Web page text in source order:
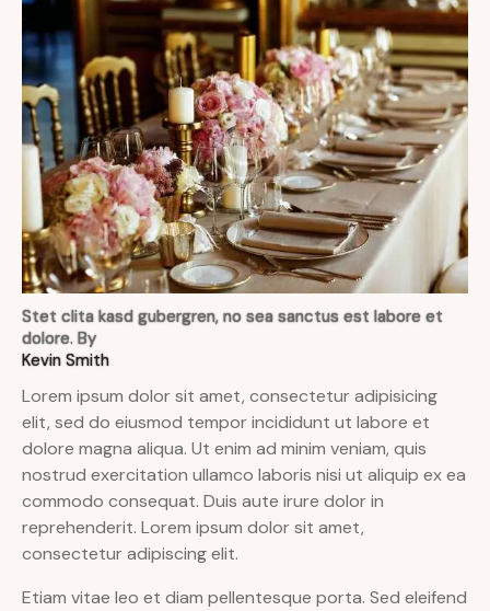
Stet clita kasd gubergren, no sea sanctus est labore et
dolore. By
Kevin Smith
Lorem ipsum dolor sit amet, consectetur adipisicing
elit, sed do eiusmod tempor incididunt ut labore et
dolore magna aliqua. Ut enim ad minim veniam, quis
nostrud exercitation ullamco laboris nisi ut aliquip ex ea
commodo consequat. Duis aute irure dolor in
reprehenderit. Lorem ipsum dolor sit amet,
consectetur adipiscing elit.
Etiam vitae leo et diam pellentesque porta. Sed eleifend